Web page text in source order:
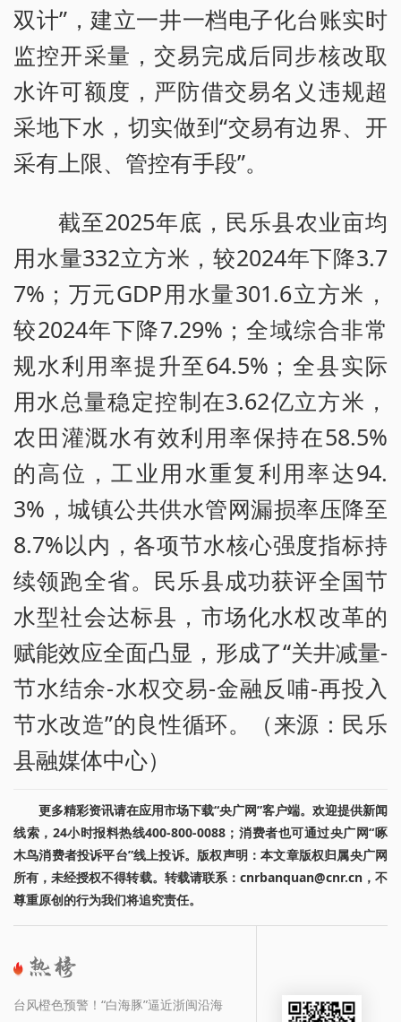
双计”，建立一井一档电子化台账实时
监控开采量，交易完成后同步核改取
水许可额度，严防借交易名义违规超
采地下水，切实做到“交易有边界、开
采有上限、管控有手段”。
截至2025年底，民乐县农业亩均
用水量332立方米，较2024年下降3.7
7%；万元GDP用水量301.6立方米，
较2024年下降7.29%；全域综合非常
规水利用率提升至64.5%；全县实际
用水总量稳定控制在3.62亿立方米，
农田灌溉水有效利用率保持在58.5%
的高位，工业用水重复利用率达94.
3%，城镇公共供水管网漏损率压降至
8.7%以内，各项节水核心强度指标持
续领跑全省。民乐县成功获评全国节
水型社会达标县，市场化水权改革的
赋能效应全面凸显，形成了“关井减量-
节水结余-水权交易-金融反哺-再投入
节水改造”的良性循环。（来源：民乐
县融媒体中心）
更多精彩资讯请在应用市场下载“央广网”客户端。欢迎提供新闻
线索，24小时报料热线400-800-0088；消费者也可通过央广网“啄
木鸟消费者投诉平台”线上投诉。版权声明：本文章版权归属央广网
所有，未经授权不得转载。转载请联系：cnrbanquan@cnr.cn，不
尊重原创的行为我们将追究责任。
台风橙色预警！“白海豚”逼近浙闽沿海